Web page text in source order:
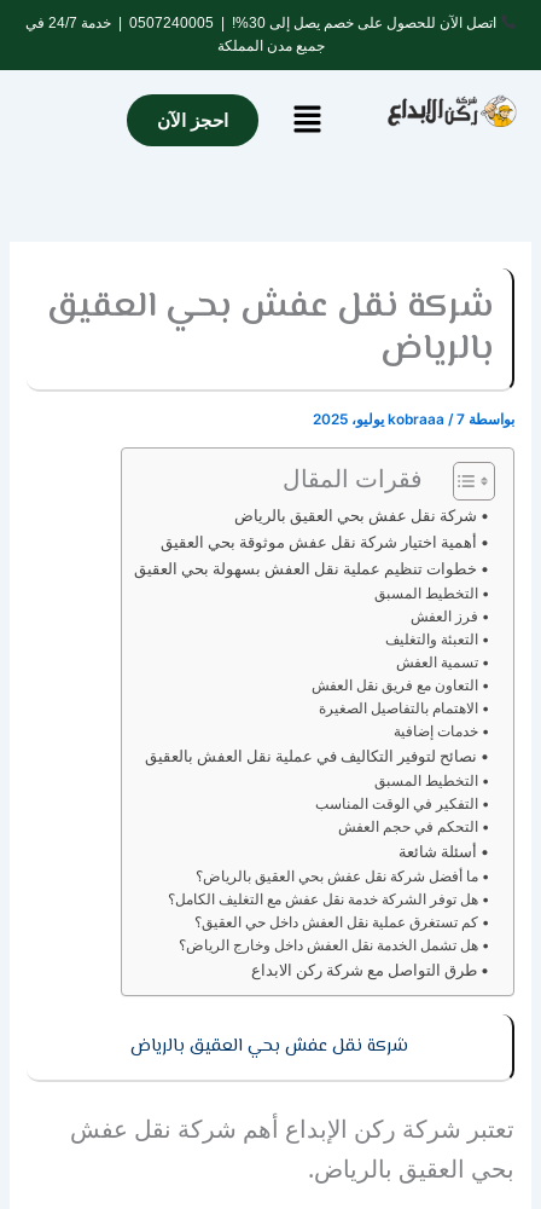
تخطي
المحتوى
اتصل الآن للحصول على خصم يصل إلى 30%! | 0507240005
| خدمة 24/7 في
جميع مدن المملكة
Menu احجز الآن
شركة نقل عفش بحي العقيق
بالرياض
بواسطة kobraaa /7 يوليو، 2025
فقرات المقال
شركة نقل عفش بحي العقيق بالرياض
أهمية اختيار شركة نقل عفش موثوقة بحي العقيق
خطوات تنظيم عملية نقل العفش بسهولة بحي العقيق
التخطيط المسبق
فرز العفش
التعبئة والتغليف
تسمية العفش
التعاون مع فريق نقل العفش
الاهتمام بالتفاصيل الصغيرة
خدمات إضافية
نصائح لتوفير التكاليف في عملية نقل العفش بالعقيق
التخطيط المسبق
التفكير في الوقت المناسب
التحكم في حجم العفش
أسئلة شائعة
ما أفضل شركة نقل عفش بحي العقيق بالرياض؟
هل توفر الشركة خدمة نقل عفش مع التغليف الكامل؟
كم تستغرق عملية نقل العفش داخل حي العقيق؟
هل تشمل الخدمة نقل العفش داخل وخارج الرياض؟
طرق التواصل مع شركة ركن الابداع
شركة نقل عفش بحي العقيق بالرياض
تعتبر شركة ركن الإبداع أهم شركة نقل عفش
بحي العقيق بالرياض.